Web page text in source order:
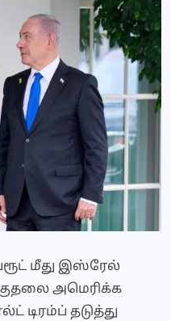
மீது இஸ்ரேல்
அமெரிக்க
டிரம்ப் தடுத்து